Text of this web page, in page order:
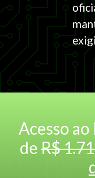
Acesso
deR$